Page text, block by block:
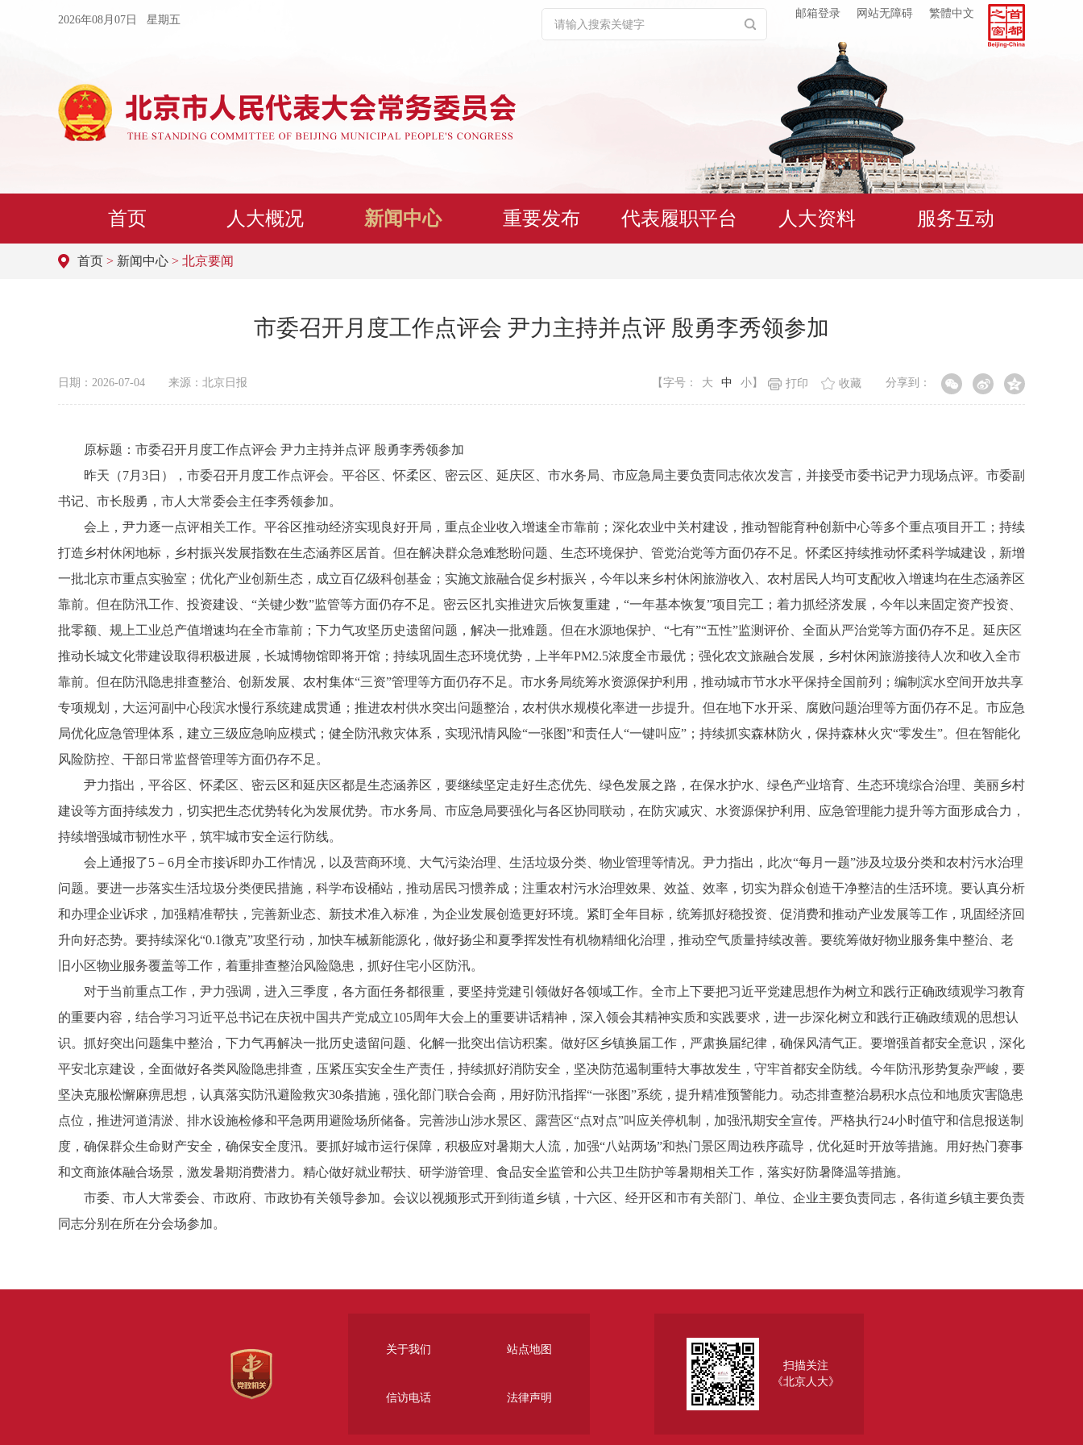
2026年08月07日 星期五
邮箱登录 网站无障碍 繁體中文
首页 人大概况 新闻中心 重要发布 代表履职平台 人大资料 服务互动
首页 > 新闻中心 > 北京要闻
市委召开月度工作点评会 尹力主持并点评 殷勇李秀领参加
日期：2026-07-04 来源：北京日报 分享到：
【字号： 大 中 小 】 收藏
打印
原标题：市委召开月度工作点评会 尹力主持并点评 殷勇李秀领参加
昨天（7月3日），市委召开月度工作点评会。平谷区、怀柔区、密云区、延庆区、市水务局、市应急局主要负责同志依次发言，并接受市委书记尹力现场点评。市委副
书记、市长殷勇，市人大常委会主任李秀领参加。
会上，尹力逐一点评相关工作。平谷区推动经济实现良好开局，重点企业收入增速全市靠前；深化农业中关村建设，推动智能育种创新中心等多个重点项目开工；持续
打造乡村休闲地标，乡村振兴发展指数在生态涵养区居首。但在解决群众急难愁盼问题、生态环境保护、管党治党等方面仍存不足。怀柔区持续推动怀柔科学城建设，新增
一批北京市重点实验室；优化产业创新生态，成立百亿级科创基金；实施文旅融合促乡村振兴，今年以来乡村休闲旅游收入、农村居民人均可支配收入增速均在生态涵养区
靠前。但在防汛工作、投资建设、“关键少数”监管等方面仍存不足。密云区扎实推进灾后恢复重建，“一年基本恢复”项目完工；着力抓经济发展，今年以来固定资产投资、
批零额、规上工业总产值增速均在全市靠前；下力气攻坚历史遗留问题，解决一批难题。但在水源地保护、“七有”“五性”监测评价、全面从严治党等方面仍存不足。延庆区
推动长城文化带建设取得积极进展，长城博物馆即将开馆；持续巩固生态环境优势，上半年PM2.5浓度全市最优；强化农文旅融合发展，乡村休闲旅游接待人次和收入全市
靠前。但在防汛隐患排查整治、创新发展、农村集体“三资”管理等方面仍存不足。市水务局统筹水资源保护利用，推动城市节水水平保持全国前列；编制滨水空间开放共享
专项规划，大运河副中心段滨水慢行系统建成贯通；推进农村供水突出问题整治，农村供水规模化率进一步提升。但在地下水开采、腐败问题治理等方面仍存不足。市应急
局优化应急管理体系，建立三级应急响应模式；健全防汛救灾体系，实现汛情风险“一张图”和责任人“一键叫应”；持续抓实森林防火，保持森林火灾“零发生”。但在智能化
风险防控、干部日常监督管理等方面仍存不足。
尹力指出，平谷区、怀柔区、密云区和延庆区都是生态涵养区，要继续坚定走好生态优先、绿色发展之路，在保水护水、绿色产业培育、生态环境综合治理、美丽乡村
建设等方面持续发力，切实把生态优势转化为发展优势。市水务局、市应急局要强化与各区协同联动，在防灾减灾、水资源保护利用、应急管理能力提升等方面形成合力，
持续增强城市韧性水平，筑牢城市安全运行防线。
会上通报了5－6月全市接诉即办工作情况，以及营商环境、大气污染治理、生活垃圾分类、物业管理等情况。尹力指出，此次“每月一题”涉及垃圾分类和农村污水治理
问题。要进一步落实生活垃圾分类便民措施，科学布设桶站，推动居民习惯养成；注重农村污水治理效果、效益、效率，切实为群众创造干净整洁的生活环境。要认真分析
和办理企业诉求，加强精准帮扶，完善新业态、新技术准入标准，为企业发展创造更好环境。紧盯全年目标，统筹抓好稳投资、促消费和推动产业发展等工作，巩固经济回
升向好态势。要持续深化“0.1微克”攻坚行动，加快车械新能源化，做好扬尘和夏季挥发性有机物精细化治理，推动空气质量持续改善。要统筹做好物业服务集中整治、老
旧小区物业服务覆盖等工作，着重排查整治风险隐患，抓好住宅小区防汛。
对于当前重点工作，尹力强调，进入三季度，各方面任务都很重，要坚持党建引领做好各领域工作。全市上下要把习近平党建思想作为树立和践行正确政绩观学习教育
的重要内容，结合学习习近平总书记在庆祝中国共产党成立105周年大会上的重要讲话精神，深入领会其精神实质和实践要求，进一步深化树立和践行正确政绩观的思想认
识。抓好突出问题集中整治，下力气再解决一批历史遗留问题、化解一批突出信访积案。做好区乡镇换届工作，严肃换届纪律，确保风清气正。要增强首都安全意识，深化
平安北京建设，全面做好各类风险隐患排查，压紧压实安全生产责任，持续抓好消防安全，坚决防范遏制重特大事故发生，守牢首都安全防线。今年防汛形势复杂严峻，要
坚决克服松懈麻痹思想，认真落实防汛避险救灾30条措施，强化部门联合会商，用好防汛指挥“一张图”系统，提升精准预警能力。动态排查整治易积水点位和地质灾害隐患
点位，推进河道清淤、排水设施检修和平急两用避险场所储备。完善涉山涉水景区、露营区“点对点”叫应关停机制，加强汛期安全宣传。严格执行24小时值守和信息报送制
度，确保群众生命财产安全，确保安全度汛。要抓好城市运行保障，积极应对暑期大人流，加强“八站两场”和热门景区周边秩序疏导，优化延时开放等措施。用好热门赛事
和文商旅体融合场景，激发暑期消费潜力。精心做好就业帮扶、研学游管理、食品安全监管和公共卫生防护等暑期相关工作，落实好防暑降温等措施。
市委、市人大常委会、市政府、市政协有关领导参加。会议以视频形式开到街道乡镇，十六区、经开区和市有关部门、单位、企业主要负责同志，各街道乡镇主要负责
同志分别在所在分会场参加。
扫描关注
《北京人大》
关于我们 站点地图
信访电话 法律声明